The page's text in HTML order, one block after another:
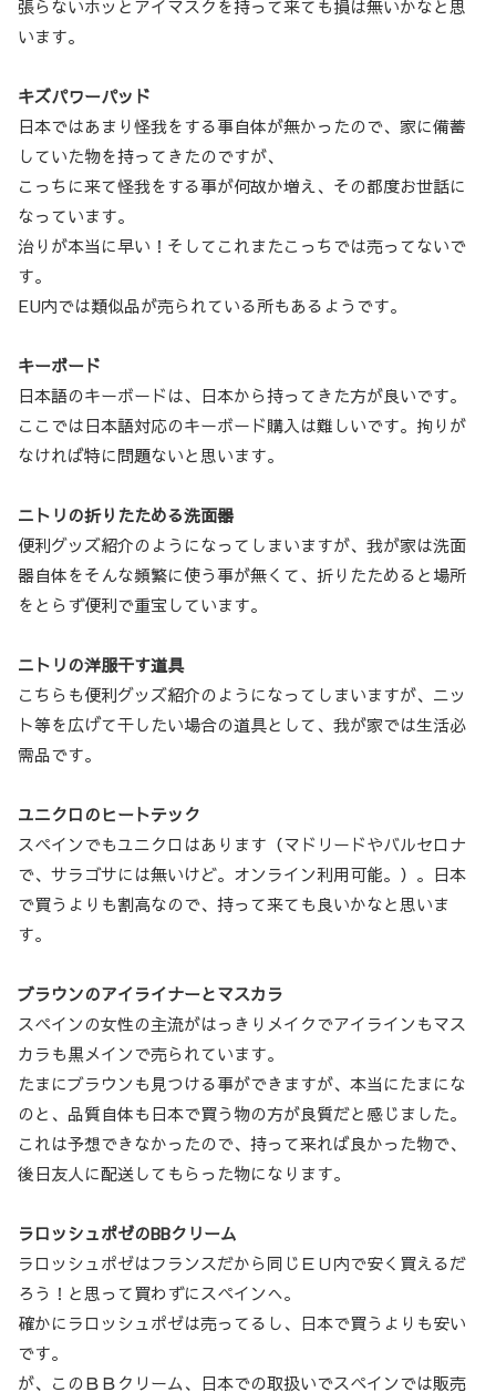
張らないホッとアイマスクを持って来ても損は無いかなと思
います。
キズパワーパッド
日本ではあまり怪我をする事自体が無かったので、家に備蓄
していた物を持ってきたのですが、
こっちに来て怪我をする事が何故か増え、その都度お世話に
なっています。
治りが本当に早い！そしてこれまたこっちでは売ってないで
す。
EU内では類似品が売られている所もあるようです。
キーボード
日本語のキーボードは、日本から持ってきた方が良いです。
ここでは日本語対応のキーボード購入は難しいです。拘りが
なければ特に問題ないと思います。
ニトリの折りたためる洗面器
便利グッズ紹介のようになってしまいますが、我が家は洗面
器自体をそんな頻繁に使う事が無くて、折りたためると場所
をとらず便利で重宝しています。
ニトリの洋服干す道具
こちらも便利グッズ紹介のようになってしまいますが、ニッ
ト等を広げて干したい場合の道具として、我が家では生活必
需品です。
ユニクロのヒートテック
スペインでもユニクロはあります（マドリードやバルセロナ
で、サラゴサには無いけど。オンライン利用可能。）。日本
で買うよりも割高なので、持って来ても良いかなと思いま
す。
ブラウンのアイライナーとマスカラ
スペインの女性の主流がはっきりメイクでアイラインもマス
カラも黒メインで売られています。
たまにブラウンも見つける事ができますが、本当にたまにな
のと、品質自体も日本で買う物の方が良質だと感じました。
これは予想できなかったので、持って来れば良かった物で、
後日友人に配送してもらった物になります。
ラロッシュポゼのBBクリーム
ラロッシュポゼはフランスだから同じＥＵ内で安く買えるだ
ろう！と思って買わずにスペインへ。
確かにラロッシュポゼは売ってるし、日本で買うよりも安い
です。
が、このＢＢクリーム、日本での取扱いでスペインでは販売